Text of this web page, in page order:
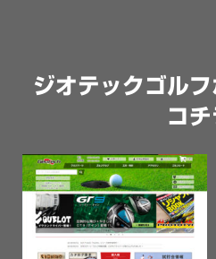
ジオテックゴル
コチ